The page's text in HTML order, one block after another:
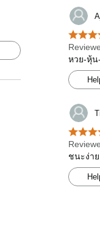
หวย-หุ้
ชนะง่า